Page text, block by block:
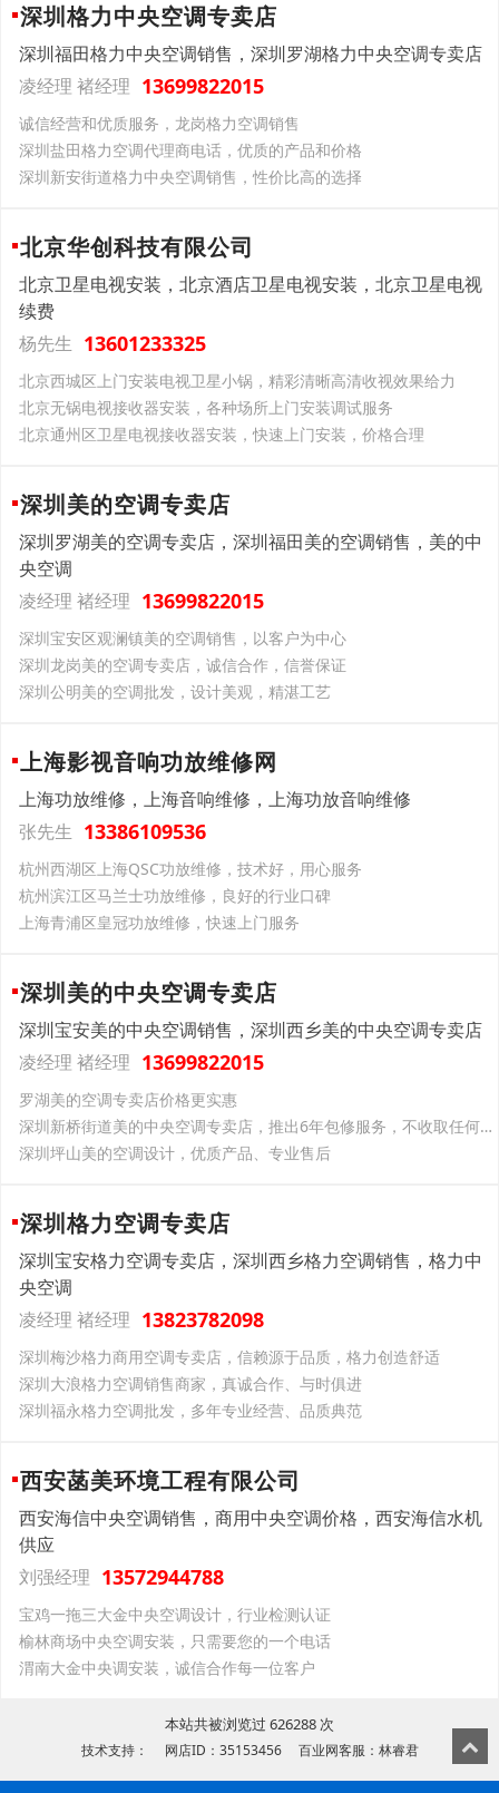
深圳格力中央空调专卖店
深圳福田格力中央空调销售，深圳罗湖格力中央空调专卖店
凌经理 褚经理 13699822015
诚信经营和优质服务，龙岗格力空调销售
深圳盐田格力空调代理商电话，优质的产品和价格
深圳新安街道格力中央空调销售，性价比高的选择
北京华创科技有限公司
北京卫星电视安装，北京酒店卫星电视安装，北京卫星电视
续费
杨先生 13601233325
北京西城区上门安装电视卫星小锅，精彩清晰高清收视效果给力
北京无锅电视接收器安装，各种场所上门安装调试服务
北京通州区卫星电视接收器安装，快速上门安装，价格合理
深圳美的空调专卖店
深圳罗湖美的空调专卖店，深圳福田美的空调销售，美的中
央空调
凌经理 褚经理 13699822015
深圳宝安区观澜镇美的空调销售，以客户为中心
深圳龙岗美的空调专卖店，诚信合作，信誉保证
深圳公明美的空调批发，设计美观，精湛工艺
上海影视音响功放维修网
上海功放维修，上海音响维修，上海功放音响维修
张先生 13386109536
杭州西湖区上海QSC功放维修，技术好，用心服务
杭州滨江区马兰士功放维修，良好的行业口碑
上海青浦区皇冠功放维修，快速上门服务
深圳美的中央空调专卖店
深圳宝安美的中央空调销售，深圳西乡美的中央空调专卖店
凌经理 褚经理 13699822015
罗湖美的空调专卖店价格更实惠
深圳新桥街道美的中央空调专卖店，推出6年包修服务，不收取任何材料费用
深圳坪山美的空调设计，优质产品、专业售后
深圳格力空调专卖店
深圳宝安格力空调专卖店，深圳西乡格力空调销售，格力中
央空调
凌经理 褚经理 13823782098
深圳梅沙格力商用空调专卖店，信赖源于品质，格力创造舒适
深圳大浪格力空调销售商家，真诚合作、与时俱进
深圳福永格力空调批发，多年专业经营、品质典范
西安菡美环境工程有限公司
西安海信中央空调销售，商用中央空调价格，西安海信水机
供应
刘强经理 13572944788
宝鸡一拖三大金中央空调设计，行业检测认证
榆林商场中央空调安装，只需要您的一个电话
渭南大金中央调安装，诚信合作每一位客户
本站共被浏览过 626288 次
技术支持： 网店ID：35153456 百业网客服：林睿君